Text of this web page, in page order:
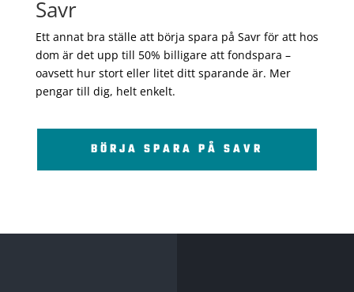
Savr
Ett annat bra ställe att börja spara på Savr för att hos
dom är det upp till 50% billigare att fondspara –
oavsett hur stort eller litet ditt sparande är. Mer
pengar till dig, helt enkelt.
BÖRJA SPARA PÅ SAVR